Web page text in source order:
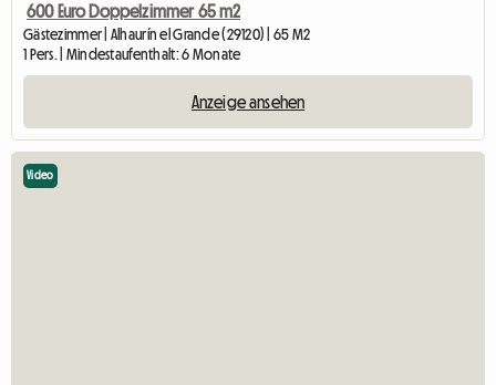
600 Euro Doppelzimmer 65 m2
Gästezimmer | Alhaurín el Grande (29120) | 65 M2
1 Pers. | Mindestaufenthalt: 6 Monate
Anzeige ansehen
Video